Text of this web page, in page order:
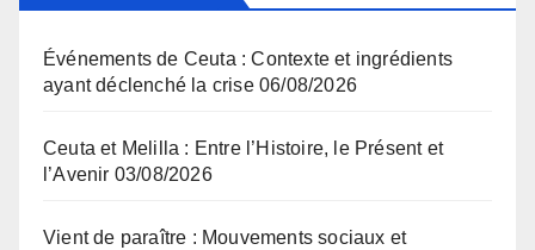
Événements de Ceuta : Contexte et ingrédients
ayant déclenché la crise 06/08/2026
Ceuta et Melilla : Entre l’Histoire, le Présent et
l’Avenir 03/08/2026
Vient de paraître : Mouvements sociaux et